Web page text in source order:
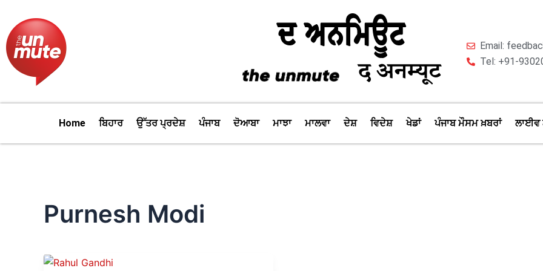
content
Email:
Tel: +91-
Home ਬਿਹਾਰ ਉੱਤਰ ਪ੍ਰਦੇਸ਼ ਪੰਜਾਬ ਦੋਆਬਾ ਮਾਝਾ ਮਾਲਵਾ ਦੇਸ਼ ਵਿਦੇਸ਼ ਖੇਡਾਂ ਪੰਜਾਬ ਮੌਸਮ ਖ਼ਬਰਾਂ ਲਾਈਵ
Purnesh Modi